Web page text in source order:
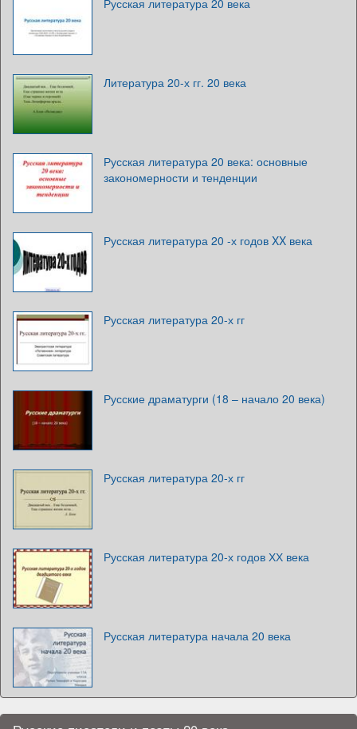
Литература 20-х гг. 20 века
Русская литература 20 века: основные
закономерности и тенденции
Русская литература 20 -х годов XX века
Русская литература 20-х гг
Русские драматурги (18 – начало 20 века)
Русская литература 20-х гг
Русская литература 20-х годов ХХ века
Русская литература начала 20 века